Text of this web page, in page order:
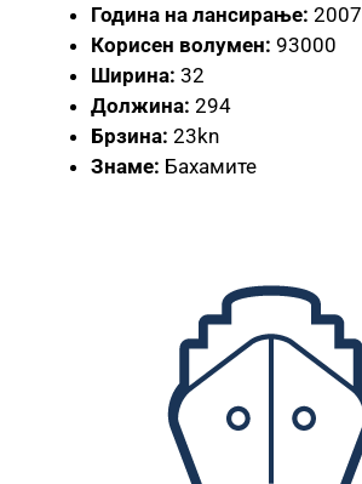
Година на лансирање: 2007
Корисен волумен: 93000
Ширина: 32
Должина: 294
Брзина: 23kn
Знаме: Бахамите